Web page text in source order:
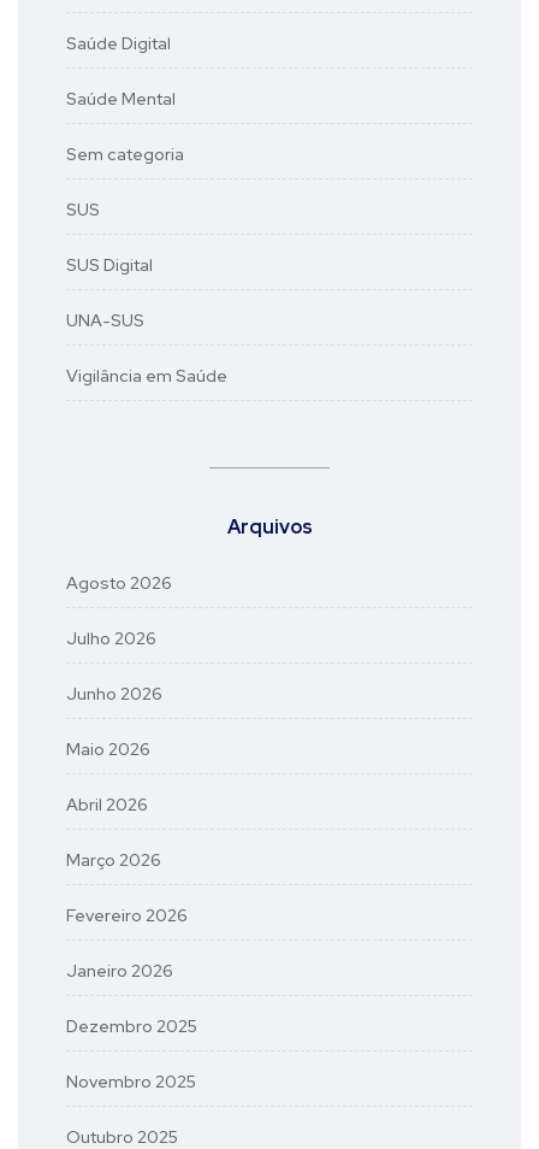
Saúde Digital
Saúde Mental
Sem categoria
SUS
SUS Digital
UNA-SUS
Vigilância em Saúde
Arquivos
Agosto 2026
Julho 2026
Junho 2026
Maio 2026
Abril 2026
Março 2026
Fevereiro 2026
Janeiro 2026
Dezembro 2025
Novembro 2025
Outubro 2025